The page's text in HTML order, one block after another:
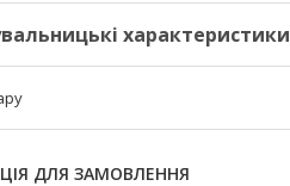
характеристики
ДЛЯ ЗАМОВЛЕННЯ